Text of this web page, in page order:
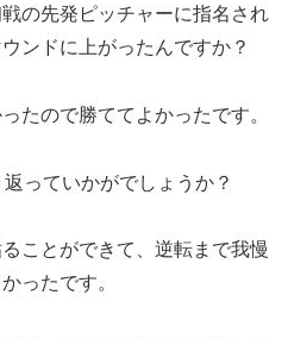
の先発ピッチャーに指名され
ンドに上がったんですか？
たので勝ててよかったです。
っていかがでしょうか？
ことができて、逆転まで我慢
ったです。